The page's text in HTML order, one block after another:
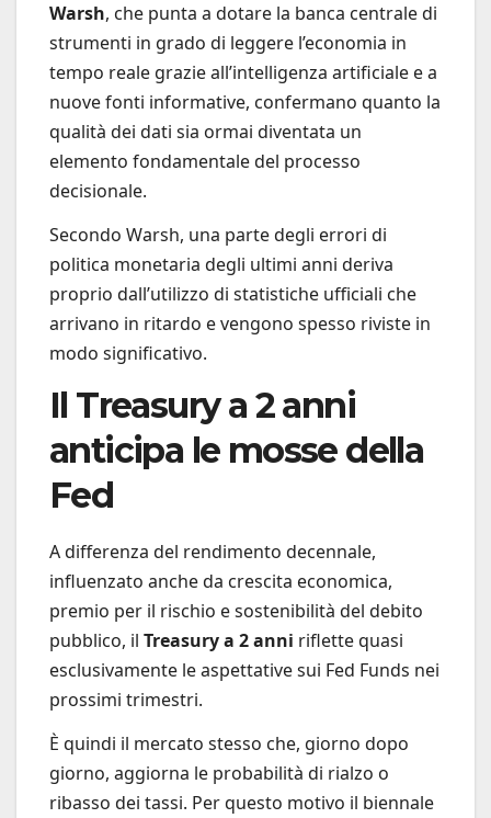
Warsh, che punta a dotare la banca centrale di
strumenti in grado di leggere l’economia in
tempo reale grazie all’intelligenza artificiale e a
nuove fonti informative, confermano quanto la
qualità dei dati sia ormai diventata un
elemento fondamentale del processo
decisionale.
Secondo Warsh, una parte degli errori di
politica monetaria degli ultimi anni deriva
proprio dall’utilizzo di statistiche ufficiali che
arrivano in ritardo e vengono spesso riviste in
modo significativo.
Il Treasury a 2 anni
anticipa le mosse della
Fed
A differenza del rendimento decennale,
influenzato anche da crescita economica,
premio per il rischio e sostenibilità del debito
pubblico, il Treasury a 2 anni riflette quasi
esclusivamente le aspettative sui Fed Funds nei
prossimi trimestri.
È quindi il mercato stesso che, giorno dopo
giorno, aggiorna le probabilità di rialzo o
ribasso dei tassi. Per questo motivo il biennale